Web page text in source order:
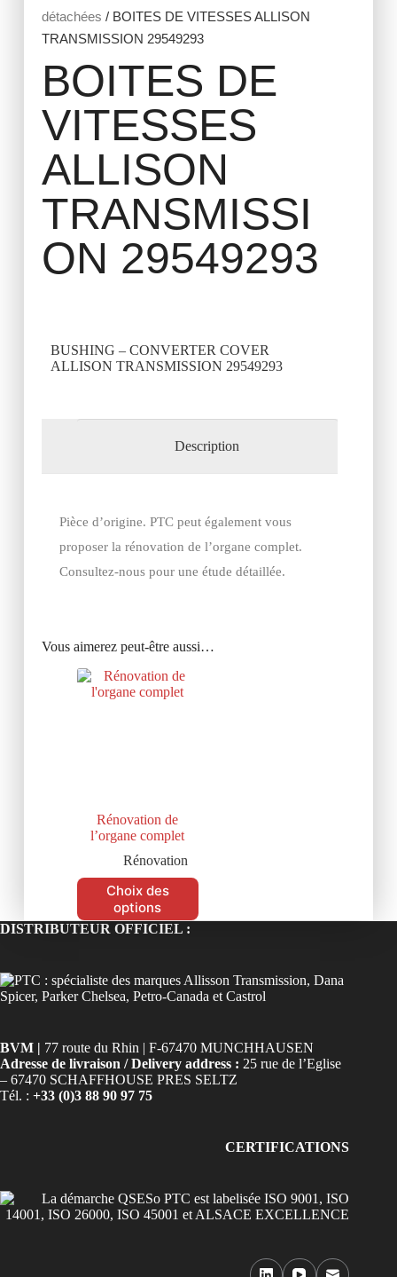
détachées / BOITES DE VITESSES ALLISON
TRANSMISSION 29549293
BOITES DE
VITESSES
ALLISON
TRANSMISSI
ON 29549293
BUSHING – CONVERTER COVER
ALLISON TRANSMISSION 29549293
Description
Pièce d’origine. PTC peut également vous
proposer la rénovation de l’organe complet.
Consultez-nous pour une étude détaillée.
Vous aimerez peut-être aussi…
Rénovation de
l’organe complet
Rénovation
Choix des
options
DISTRIBUTEUR OFFICIEL :
BVM | 77 route du Rhin | F-67470 MUNCHHAUSEN
Adresse de livraison / Delivery address : 25 rue de l’Eglise
– 67470 SCHAFFHOUSE PRES SELTZ
Tél. : +33 (0)3 88 90 97 75
CERTIFICATIONS